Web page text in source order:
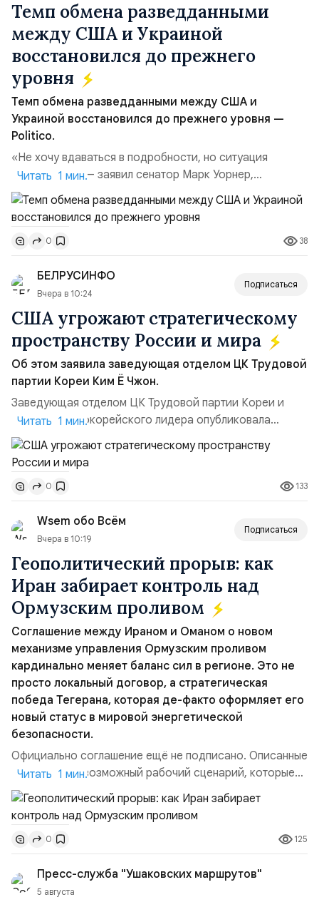
Темп обмена разведданными
между США и Украиной
восстановился до прежнего
уровня
Темп обмена разведданными между США и
Украиной восстановился до прежнего уровня —
Politico.
«Не хочу вдаваться в подробности, но ситуация
улучшилась», — заявил сенатор Марк Уорнер,
высокопоставленный член комитета по разведке,
добавив, что использование Украиной беспилотников и
ракет большой дальности позволило ей наносить
удары вглубь российской территории и укрепило её
позиции.Сотрудничество со стороны США стало
ключом к позитивному пов...
Читать 1 мин.
0 38
БЕЛРУСИНФО
Вчера в 10:24
Подписаться
США угрожают стратегическому
пространству России и мира
Об этом заявила заведующая отделом ЦК Трудовой
партии Кореи Ким Ё Чжон.
Заведующая отделом ЦК Трудовой партии Кореи и
сестра северокорейского лидера опубликовала
заявление для прессы в ответ на проведение Токио
совместных с флотом США запусков крылатых ракет
Томагавк.«Япония отбросила обманчивую видимость
„исключительно оборонительной страны“ и выносит
вопрос о собственном ядерном вооружении на
всеобщее обозрение, одновреме...
Читать 1 мин.
0 133
Wsem обо Всём
Вчера в 10:19
Подписаться
Геополитический прорыв: как
Иран забирает контроль над
Ормузским проливом
Соглашение между Ираном и Оманом о новом
механизме управления Ормузским проливом
кардинально меняет баланс сил в регионе. Это не
просто локальный договор, а стратегическая
победа Тегерана, которая де-факто оформляет его
новый статус в мировой энергетической
безопасности.
Официально соглашение ещё не подписано. Описанные
пункты — это возможный рабочий сценарий, которые
скорее всего будут реализованы.Разбираем ключевые
тезисы и последствия этого соглашения:. 1. Новые
доли контроля (75 на 25). Было: Ранее Иран и Оман
контролировали пролив на паритетных началах —
50/50. Стало: Новое соглашение закрепляет за
Ираном...
Читать 1 мин.
0 125
Пресс-служба "Ушаковских маршрутов"
5 августа